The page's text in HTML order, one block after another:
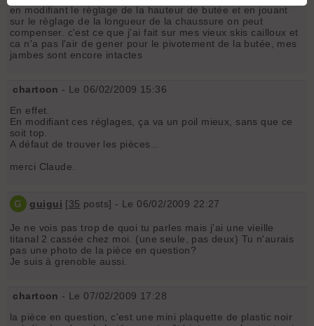
en modifiant le règlage de la hauteur de butée et en jouant
sur le règlage de la longueur de la chaussure on peut
compenser. c'est ce que j'ai fait sur mes vieux skis cailloux et
ca n'a pas l'air de gener pour le pivotement de la butée, mes
jambes sont encore intactes
chartoon - Le 06/02/2009 15:36
En effet.
En modifiant ces réglages, ça va un poil mieux, sans que ce
soit top.
A défaut de trouver les pièces...
merci Claude.
G guigui [35 posts] - Le 06/02/2009 22:27
Je ne vois pas trop de quoi tu parles mais j'ai une vieille
titanal 2 cassée chez moi. (une seule, pas deux) Tu n'aurais
pas une photo de la pièce en question?
Je suis à grenoble aussi.
chartoon - Le 07/02/2009 17:28
la pièce en question, c'est une mini plaquette de plastic noir